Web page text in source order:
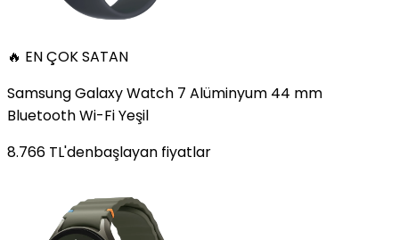
🔥 EN ÇOK SATAN
Samsung Galaxy Watch 7 Alüminyum 44 mm
Bluetooth Wi-Fi Yeşil
8.766 TL'denbaşlayan fiyatlar